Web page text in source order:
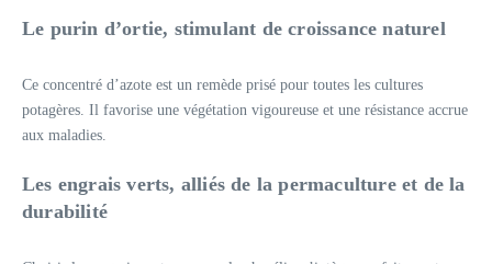
Le purin d’ortie, stimulant de croissance naturel
Ce concentré d’azote est un remède prisé pour toutes les cultures
potagères. Il favorise une végétation vigoureuse et une résistance accrue
aux maladies.
Les engrais verts, alliés de la permaculture et de la
durabilité